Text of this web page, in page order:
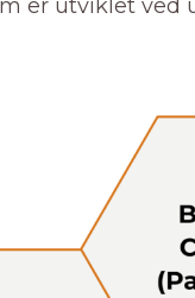
er utviklet ved